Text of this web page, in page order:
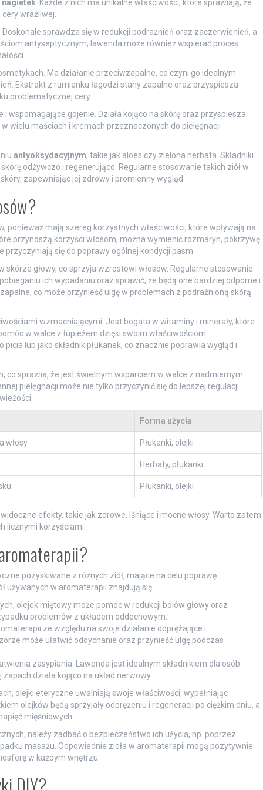
nagietek. Każde z nich ma unikalne właściwości, które sprawiają, że
cery wrażliwej.
sprawdza się w redukcji podrażnień oraz zaczerwienień, a
antyseptycznym, lawenda może również wspierać proces
Ma działanie przeciwzapalne, co czyni go idealnym
Ekstrakt z rumianku łagodzi stany zapalne oraz przyspiesza
problematycznej cery.
wspomagające gojenie. Działa kojąco na skórę oraz przyspiesza
wielu maściach i kremach przeznaczonych do pielęgnacji
antyoksydacyjnym, takie jak aloes czy zielona herbata. Składniki
odżywczo i regenerująco. Regularne stosowanie takich ziół w
zapewniając jej zdrowy i promienny wygląd.
ponieważ mają szereg korzystnych właściwości, które wpływają na
przynoszą korzyści włosom, można wymienić rozmaryn, pokrzywę
przyczyniają się do poprawy ogólnej kondycji pasm.
głowy, co sprzyja wzrostowi włosów. Regularne stosowanie
ich wypadaniu oraz sprawić, że będą one bardziej odporne i
co może przynieść ulgę w problemach z podrażnioną skórą
wzmacniającymi. Jest bogata w witaminy i minerały, które
w walce z łupieżem dzięki swoim właściwościom
lub jako składnik płukanek, co znacznie poprawia wygląd i
co sprawia, że jest świetnym wsparciem w walce z nadmiernym
pielęgnacji może nie tylko przyczynić się do lepszej regulacji
Forma użycia
włosy Płukanki, olejki
Herbaty, płukanki
Płukanki, olejki
efekty, takie jak zdrowe, lśniące i mocne włosy. Warto zatem
licznymi korzyściami.
pozyskiwane z różnych ziół, mające na celu poprawę
używanych w aromaterapii znajdują się:
olejek miętowy może pomóc w redukcji bólów głowy oraz
problemów z układem oddechowym.
ze względu na swoje działanie odprężające i
może ułatwić oddychanie oraz przynieść ulgę podczas
zasypiania. Lawenda jest idealnym składnikiem dla osób
działa kojąco na układ nerwowy.
olejki eteryczne uwalniają swoje właściwości, wypełniając
olejków będą sprzyjały odprężeniu i regeneracji po ciężkim dniu, a
mięśniowych.
należy zadbać o bezpieczeństwo ich użycia, np. poprzez
masażu. Odpowiednie zioła w aromaterapii mogą pozytywnie
w każdym wnętrzu.